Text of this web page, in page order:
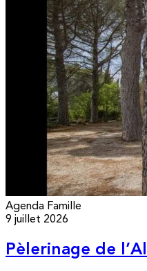
Agenda Famille
9 juillet 2026
Pèlerinage de